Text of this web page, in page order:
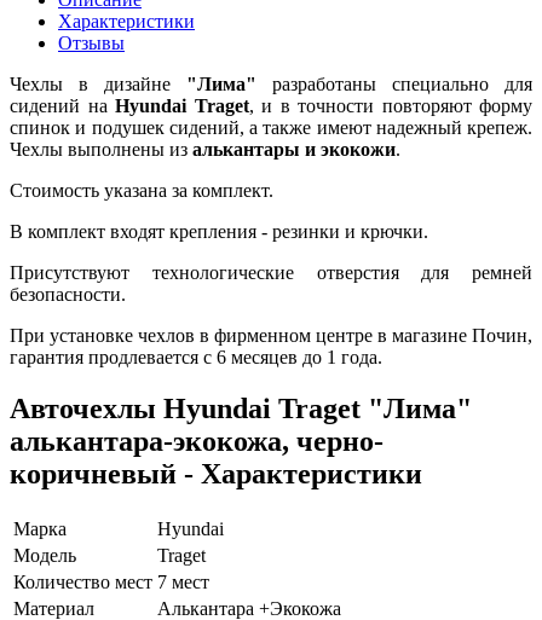
Характеристики
Отзывы
Чехлы в дизайне "Лима"
разработаны специально для
сидений на Hyundai Traget, и в точности повторяют форму
спинок и подушек сидений, а также имеют надежный крепеж.
Чехлы выполнены из алькантары и экокожи.
Стоимость указана за комплект.
В комплект входят крепления - резинки и крючки.
Присутствуют технологические отверстия для ремней
безопасности.
При установке чехлов в фирменном центре в магазине Почин,
гарантия продлевается с 6 месяцев до 1 года.
Авточехлы Hyundai Traget "Лима"
алькантара-экокожа, черно-
коричневый - Характеристики
Марка
Hyundai
Модель
Traget
Количество мест 7 мест
Материал
Алькантара +Экокожа